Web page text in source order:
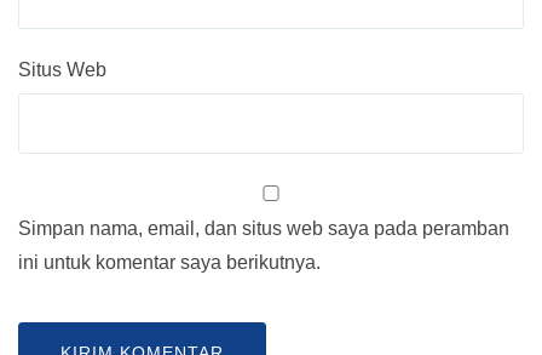
Situs Web
Simpan nama, email, dan situs web saya pada peramban
ini untuk komentar saya berikutnya.